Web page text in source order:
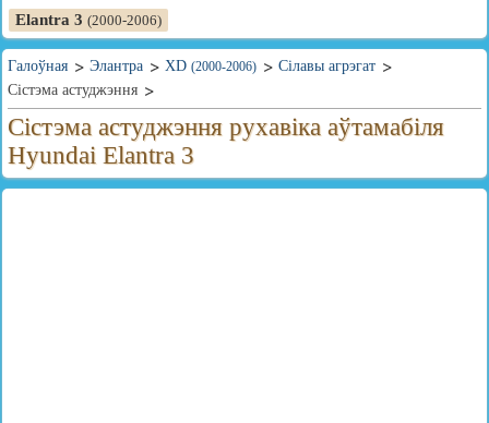
Elantra 3 (2000-2006)
Галоўная Элантра XD (2000-2006)
Сілавы агрэгат
Сістэма астуджэння
Сістэма астуджэння рухавіка аўтамабіля
Hyundai Elantra 3